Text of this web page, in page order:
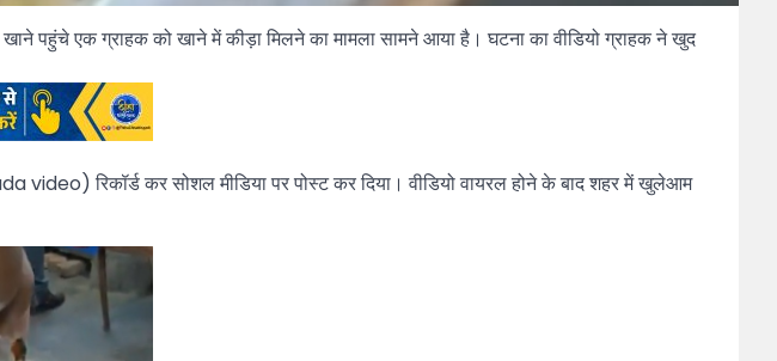
पहुंचे एक ग्राहक को खाने में कीड़ा मिलने का मामला सामने आया है। घटना का वीडियो ग्राहक ने खुद
video) रिकॉर्ड कर सोशल मीडिया पर पोस्ट कर दिया। वीडियो वायरल होने के बाद शहर में खुलेआम